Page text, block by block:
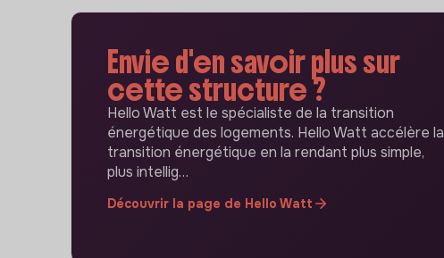
Envie d'en savoir plus sur
cette structure ?
Hello Watt est le spécialiste de la transition
énergétique des logements. Hello Watt accélère la
transition énergétique en la rendant plus simple,
plus intellig…
Découvrir la page de Hello Watt